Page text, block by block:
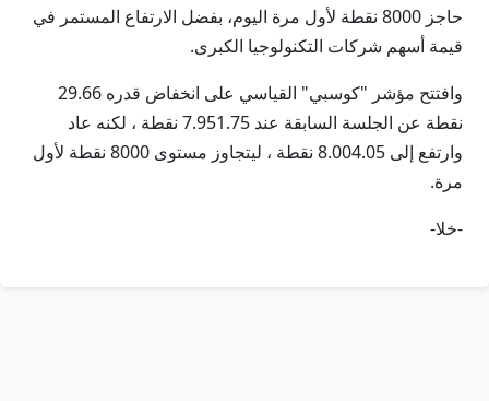
حاجز 8000 نقطة لأول مرة اليوم، بفضل الارتفاع المستمر في
قيمة أسهم شركات التكنولوجيا الكبرى.
وافتتح مؤشر "كوسبي" القياسي على انخفاض قدره 29.66
نقطة عن الجلسة السابقة عند 7.951.75 نقطة ، لكنه عاد
وارتفع إلى 8.004.05 نقطة ، ليتجاوز مستوى 8000 نقطة لأول
مرة.
-خلا-